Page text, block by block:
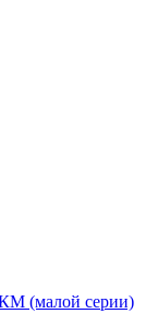
(малой серии)